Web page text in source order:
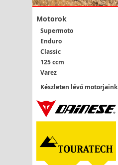
Motorok
Supermoto
Enduro
Classic
125 ccm
Varez
Készleten lévő motorjaink